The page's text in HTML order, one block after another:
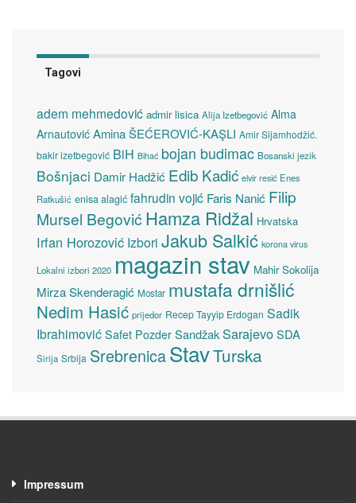
Tagovi
adem mehmedović admir lisica Alija Izetbegović Alma
Arnautović Amina ŠEĆEROVIĆ-KAŞLI Amir Sijamhodžić.
bakir izetbegović BiH Bihać bojan budimac Bosanski jezik
Bošnjaci Damir Hadžić Edib Kadić elvir resić Enes
Ratkušić enisa alagić fahrudin vojić Faris Nanić Filip
Mursel Begović Hamza Ridžal Hrvatska
Irfan Horozović Izbori Jakub Salkić korona virus
Lokalni izbori 2020 magazin stav Mahir Sokolija
Mirza Skenderagić Mostar mustafa drnišlić
Nedim Hasić prijedor Recep Tayyip Erdogan Sadik
Ibrahimović Safet Pozder SandžakSarajevoSDA
Sirija Srbija SrebrenicaStavTurska
Impressum